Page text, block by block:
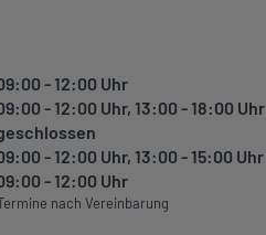
- 12:00 Uhr
- 12:00 Uhr, 13:00 - 18:00 Uhr
- 12:00 Uhr, 13:00 - 15:00 Uhr
- 12:00 Uhr
nach Vereinbarung